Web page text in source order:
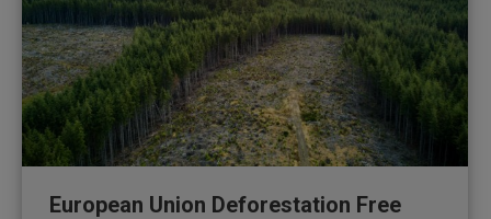
European Union Deforestation Free